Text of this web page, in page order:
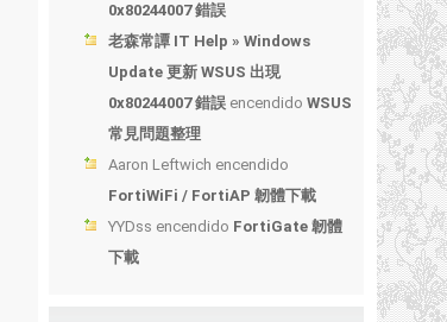
0x80244007 錯誤
老森常譚 IT Help » Windows
Update 更新 WSUS 出現
0x80244007 錯誤 encendido WSUS
常見問題整理
Aaron Leftwich encendido
FortiWiFi / FortiAP 韌體下載
YYDss encendido FortiGate 韌體
下載